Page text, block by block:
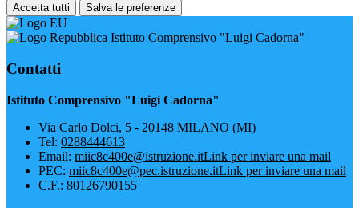
Accetta tutti Salva le preferenze
Istituto Comprensivo "Luigi Cadorna"
Contatti
Istituto Comprensivo "Luigi Cadorna"
Via Carlo Dolci, 5 - 20148 MILANO (MI)
Tel: 0288444613
Email: miic8c400e@istruzione.itLink per inviare una mail
PEC: miic8c400e@pec.istruzione.itLink per inviare una mail
C.F.: 80126790155